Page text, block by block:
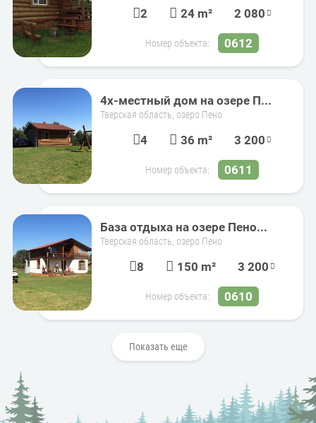
2 24 m² 2 080
Номер объекта: 0612
4х-местный дом на озере П...
Тверская область, озеро Пено
4 36 m² 3 200
Номер объекта: 0611
База отдыха на озере Пено...
Тверская область, озеро Пено
8 150 m² 3 200
Номер объекта: 0610
Показать еще